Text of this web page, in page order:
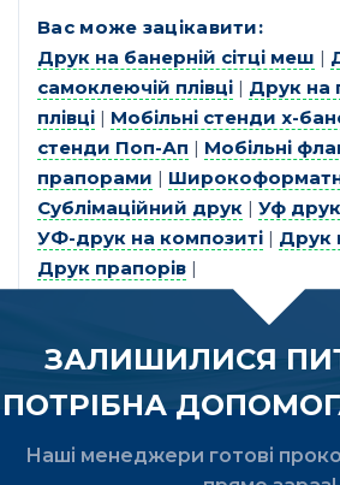
Вас може зацікавити:
Друк на банерній сітці меш |
самоклеючій плівці | Друк на
плівці | Мобільні стенди х-
стенди Поп-Ап | Мобільні
прапорами |
Сублімаційний друк | Уф
УФ-друк на композиті | Друк
Друк прапорів |
ЗАЛИШИЛИСЯ
ПОТРІБНА
Наші менеджери готові